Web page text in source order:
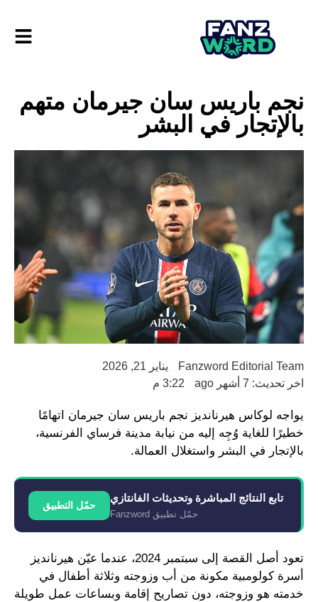
نجم باريس سان جيرمان متهم
بالإتجار في البشر
Fanzword Editorial Team
يناير 21, 2026
اخر تحديث: 7 أشهر ago
3:22 م
يواجه لوكاس هيرنانديز نجم باريس سان جيرمان اتهامًا
خطيرًا للغاية وُجِه إليه من نيابة مدينة فرساي الفرنسية،
بالإتجار في البشر واستغلال العمالة.
تابع النتائج المباشرة وتحديثات الفانتازي
حمّل تطبيق Fanzword
حمّل التطبيق
تعود أصل القصة إلى سبتمبر 2024، عندما عيّن هيرنانديز
أسرة كولومبية مكونة من أب وزوجته وثلاثة أطفال في
خدمته هو وزوجته، دون تصاريح إقامة وبساعات عمل طويلة